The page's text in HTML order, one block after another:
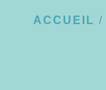
ACCUEIL /